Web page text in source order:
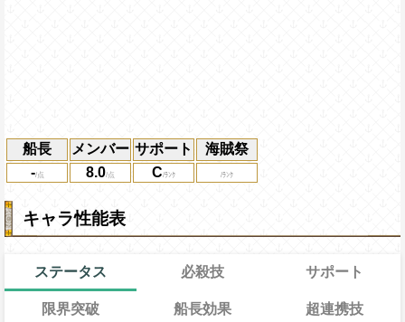
船長 メンバー サポート
海賊祭
-
8.0 C
キャラ性能表
ステータス 必殺技 サポート
限界突破 船長効果 超連携技